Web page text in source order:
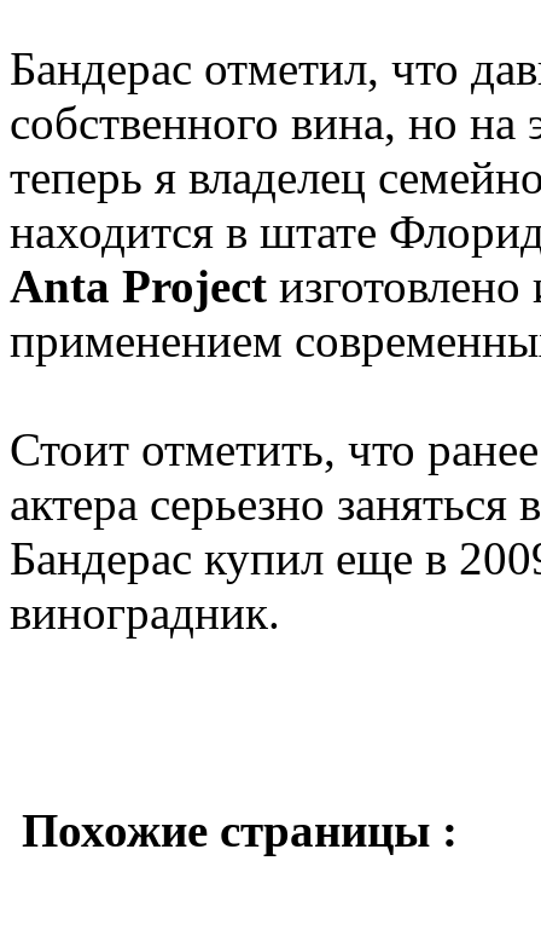
Бандерас отметил, что
собственного вина, но
теперь я владелец
находится в штате
Anta Project
применением
Стоит отметить, что
актера серьезно
Бандерас купил еще в
виноградник.
Похожие страницы :